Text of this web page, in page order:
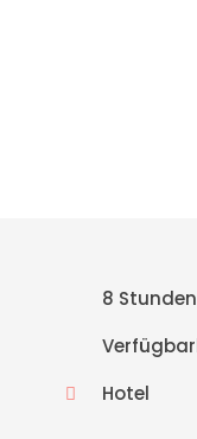
8 Stunden
Hotel